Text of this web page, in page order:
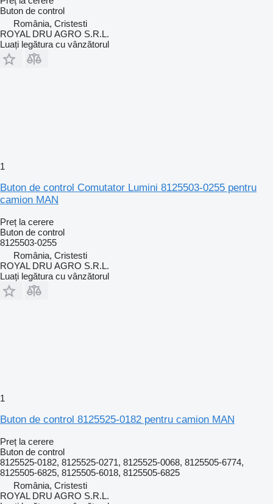
Buton de control
România, Cristesti
ROYAL DRU AGRO S.R.L.
Luați legătura cu vânzătorul
1
Buton de control Comutator Lumini 8125503-0255 pentru
camion MAN
Preț la cerere
Buton de control
8125503-0255
România, Cristesti
ROYAL DRU AGRO S.R.L.
Luați legătura cu vânzătorul
1
Buton de control 8125525-0182 pentru camion MAN
Preț la cerere
Buton de control
8125525-0182, 8125525-0271, 8125525-0068, 8125505-6774,
8125505-6825, 8125505-6018, 8125505-6825
România, Cristesti
ROYAL DRU AGRO S.R.L.